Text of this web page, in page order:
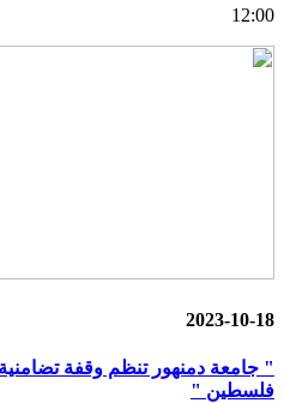
12:00
2023-10-18
" جامعة دمنهور تنظم وقفة
فلسطين "